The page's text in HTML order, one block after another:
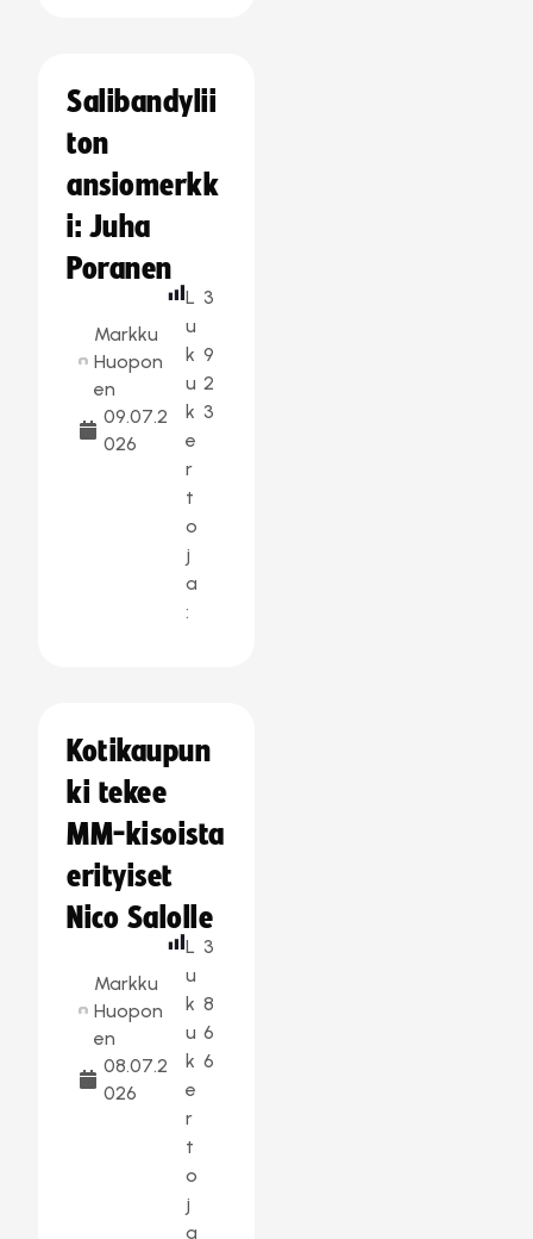
Salibandylii
ton
ansiomerkk
i: Juha
Poranen
Markku
Huopon
en
09.07.2
026
L
u
k
u
k
e
r
t
o
j
a
:
3
9
2
3
Kotikaupun
ki tekee
MM-kisoista
erityiset
Nico Salolle
Markku
Huopon
en
08.07.2
026
L
u
k
u
k
e
r
t
o
j
a
3
8
6
6